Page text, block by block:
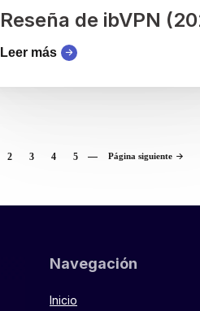
Reseña de ibVPN
Leer más
2 3 4 5 Página siguiente
Navegación
Inicio